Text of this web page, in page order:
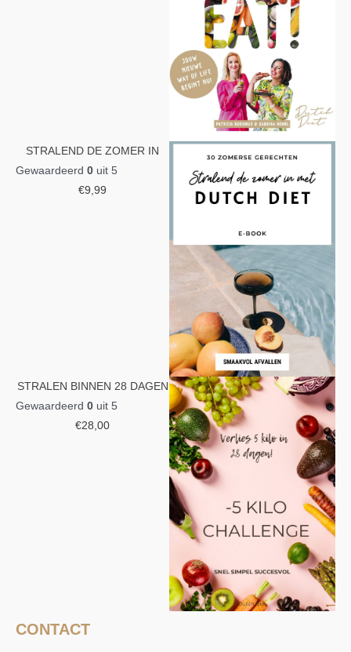
STRALEND DE ZOMER IN
Gewaardeerd 0 uit 5
€9,99
STRALEN BINNEN 28 DAGEN
Gewaardeerd 0 uit 5
€28,00
CONTACT